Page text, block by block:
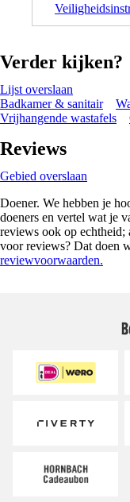
Verder kijken?
Lijst overslaan
Badkamer & sanitair
Vrijhangende wastafels
Reviews
Gebied overslaan
Doener. We hebben je
doeners en vertel wat je
reviews ook op echtheid;
voor reviews? Dat doen
reviewvoorwaarden.